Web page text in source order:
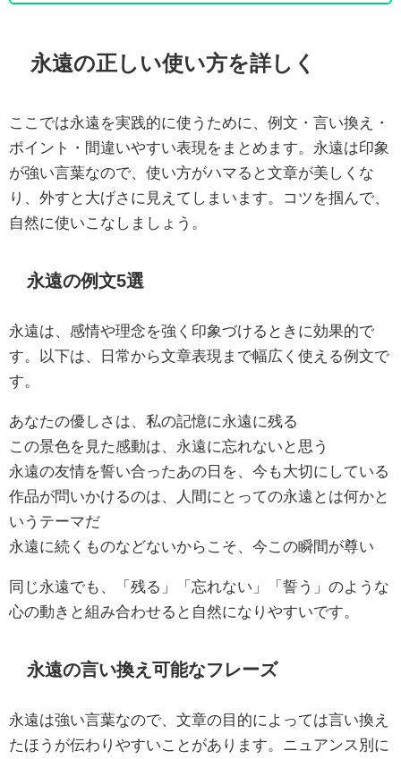
永遠の正しい使い方を詳しく
ここでは永遠を実践的に使うために、例文・言い換え・
ポイント・間違いやすい表現をまとめます。永遠は印象
が強い言葉なので、使い方がハマると文章が美しくな
り、外すと大げさに見えてしまいます。コツを掴んで、
自然に使いこなしましょう。
永遠の例文5選
永遠は、感情や理念を強く印象づけるときに効果的で
す。以下は、日常から文章表現まで幅広く使える例文で
す。
あなたの優しさは、私の記憶に永遠に残る
この景色を見た感動は、永遠に忘れないと思う
永遠の友情を誓い合ったあの日を、今も大切にしている
作品が問いかけるのは、人間にとっての永遠とは何かと
いうテーマだ
永遠に続くものなどないからこそ、今この瞬間が尊い
同じ永遠でも、「残る」「忘れない」「誓う」のような
心の動きと組み合わせると自然になりやすいです。
永遠の言い換え可能なフレーズ
永遠は強い言葉なので、文章の目的によっては言い換え
たほうが伝わりやすいことがあります。ニュアンス別に